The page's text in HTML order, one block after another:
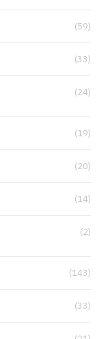
(59)
(33)
(24)
(19)
(20)
(14)
(2)
(143)
(33)